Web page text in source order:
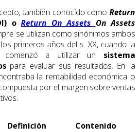
también conocido como Return
o Return On Assets On Assets
se utilizan como sinónimos ambos
primeros años del s. XX, cuando la
a utilizar un sistema
para evaluar sus resultados. En la
la rentabilidad económica o
por el margen sobre ventas
Definición Contenido